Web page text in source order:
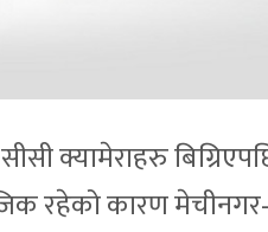
क्यामेराहरु
रहेको कारण